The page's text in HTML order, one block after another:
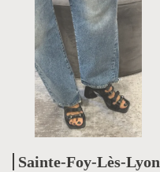
Sainte-Foy-Lès-Lyon